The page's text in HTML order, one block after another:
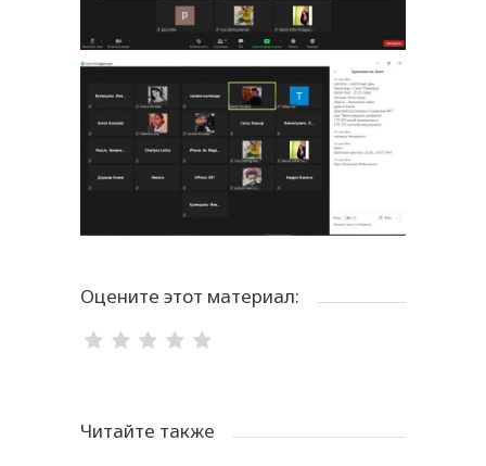
Оцените этот материал:
Читайте также